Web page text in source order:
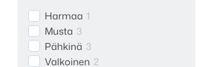
Harmaa 1
Musta 3
Pähkinä 3
Valkoinen 2